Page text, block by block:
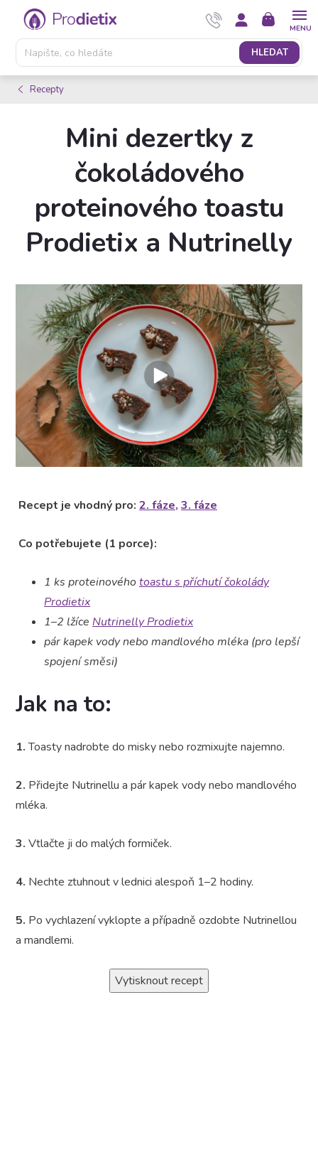
Přejít
obsah
HLEDAT
NÁKUPNÍ
KOŠÍK
Recepty
Mini dezertky z
čokoládového
proteinového toastu
Prodietix a Nutrinelly
Recept je vhodný pro: 2. fáze, 3. fáze
Co potřebujete (1 porce):
1 ks proteinovéhotoastu s příchutí čokolády
Prodietix
1–2 lžíce Nutrinelly Prodietix
pár kapek vody nebo mandlového mléka (pro lepší
spojení směsi)
Jak na to:
1.Toasty nadrobte do misky nebo rozmixujte najemno.
2. Přidejte Nutrinellu a pár kapek vody nebo mandlového
mléka.
3. Vtlačte ji do malých formiček.
4. Nechte ztuhnout v lednici alespoň 1–2 hodiny.
5. Po vychlazení vyklopte a případně ozdobte Nutrinellou
a mandlemi.
Vytisknout recept